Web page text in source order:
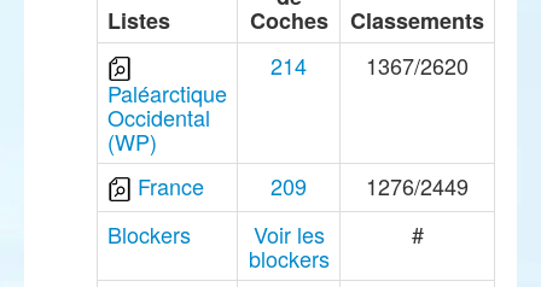
Listes Coches Classements
Paléarctique
Occidental
(WP)
214 1367/2620
France 209
1276/2449
Blockers
Voir les
blockers
#